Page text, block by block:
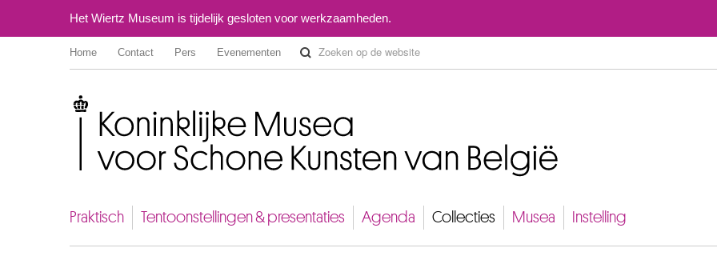
Het Wiertz Museum is tijdelijk gesloten voor werkzaamheden.
Home Contact Pers Evenementen
Praktisch Tentoonstellingen & presentaties Agenda Collecties Musea Instelling